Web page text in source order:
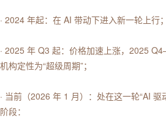
· 2024 年起：在 AI 带动下进入新一轮上行；
· 2025 年 Q3 起：价格加速上涨，2025
机构定性为“超级周期”；
· 当前（2026 年 1 月）：处在这一轮“AI
阶段：